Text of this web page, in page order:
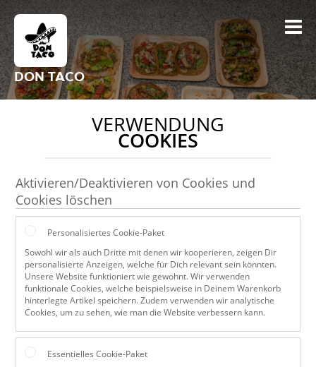
DON TACO
VERWENDUNG
COOKIES
Aktivieren/Deaktivieren von Cookies und
Cookies löschen
Personalisiertes Cookie-Paket
Sowohl wir als auch Dritte mit denen wir kooperieren, zeigen Dir
personalisierte Anzeigen, welche für Dich relevant sein könnten.
Unsere Website funktioniert wie gewohnt. Wir verwenden
funktionale Cookies, welche beispielsweise in Deinem Warenkorb
hinterlegte Artikel speichern. Zudem verwenden wir analytische
Cookies, um zu sehen, wie man die Website verbessern kann.
Essentielles Cookie-Paket